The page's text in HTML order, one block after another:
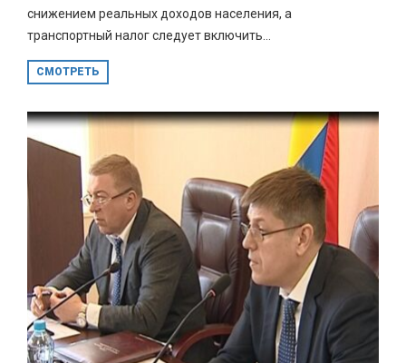
снижением реальных доходов населения, а
транспортный налог следует включить...
СМОТРЕТЬ